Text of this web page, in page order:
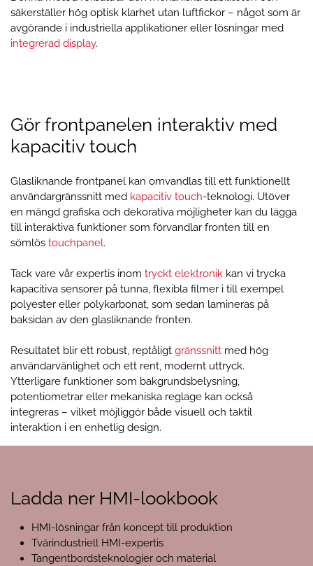
säkerställer hög optisk klarhet utan luftfickor – något som är
avgörande i industriella applikationer eller lösningar med
integrerad display.
Gör frontpanelen interaktiv med
kapacitiv touch
Glasliknande frontpanel kan omvandlas till ett funktionellt
användargränssnitt med kapacitiv touch-teknologi. Utöver
en mängd grafiska och dekorativa möjligheter kan du lägga
till interaktiva funktioner som förvandlar fronten till en
sömlös touchpanel.
Tack vare vår expertis inom tryckt elektronik kan vi trycka
kapacitiva sensorer på tunna, flexibla filmer i till exempel
polyester eller polykarbonat, som sedan lamineras på
baksidan av den glasliknande fronten.
Resultatet blir ett robust, reptåligt gränssnitt med hög
användarvänlighet och ett rent, modernt uttryck.
Ytterligare funktioner som bakgrundsbelysning,
potentiometrar eller mekaniska reglage kan också
integreras – vilket möjliggör både visuell och taktil
interaktion i en enhetlig design.
Ladda ner HMI-lookbook
HMI-lösningar från koncept till produktion
Tvärindustriell HMI-expertis
Tangentbordsteknologier och material